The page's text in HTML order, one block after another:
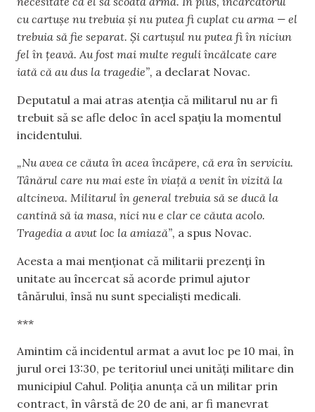
cu cartușe nu trebuia și nu putea fi cuplat cu arma — el
trebuia să fie separat. Și cartușul nu putea fi în niciun
fel în țeavă. Au fost mai multe reguli încălcate care
iată că au dus la tragedie”, a declarat Novac.
Deputatul a mai atras atenția că militarul nu ar fi
trebuit să se afle deloc în acel spațiu la momentul
incidentului.
„Nu avea ce căuta în acea încăpere, că era în serviciu.
Tânărul care nu mai este în viață a venit în vizită la
altcineva. Militarul în general trebuia să se ducă la
cantină să ia masa, nici nu e clar ce căuta acolo.
Tragedia a avut loc la amiază”, a spus Novac.
Acesta a mai menționat că militarii prezenți în
unitate au încercat să acorde primul ajutor
tânărului, însă nu sunt specialiști medicali.
***
Amintim că incidentul armat a avut loc pe 10 mai, în
jurul orei 13:30, pe teritoriul unei unități militare din
municipiul Cahul. Poliția anunța că un militar prin
contract, în vârstă de 20 de ani, ar fi manevrat